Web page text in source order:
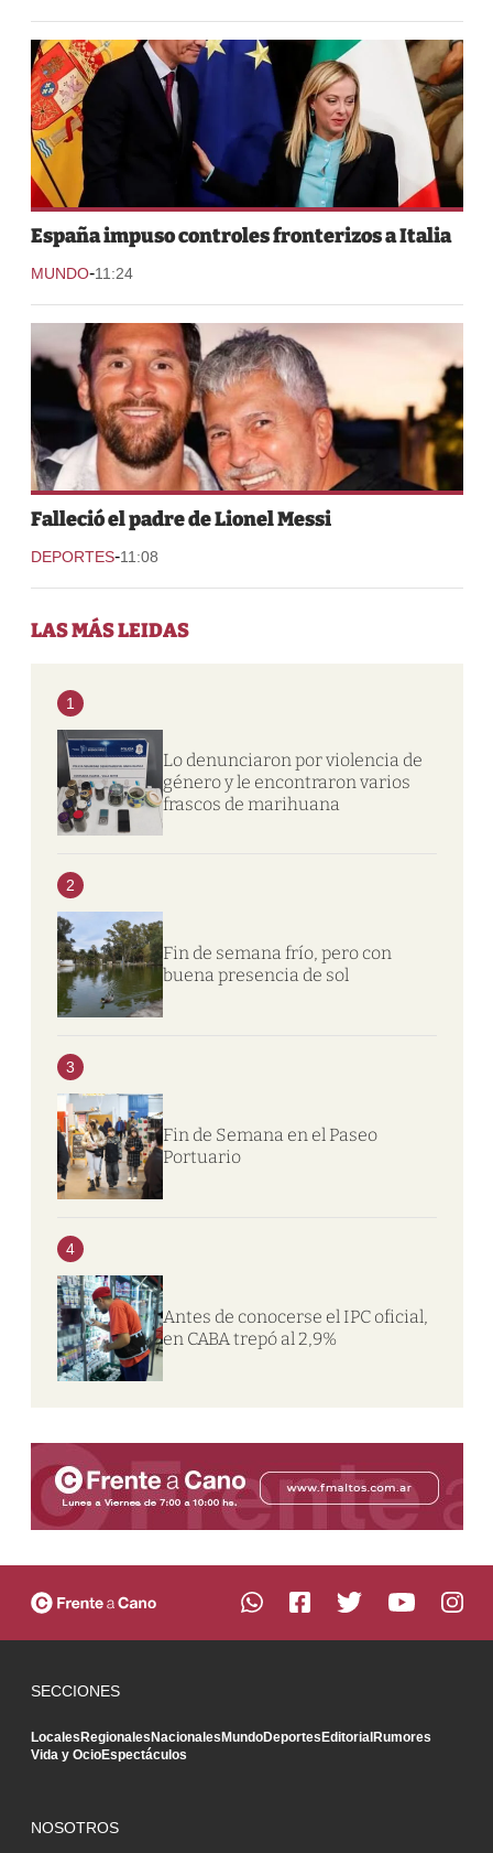
España impuso controles fronterizos a Italia
MUNDO-11:24
Falleció el padre de Lionel Messi
DEPORTES-11:08
LAS MÁS LEIDAS
1
Lo denunciaron por violencia de
género y le encontraron varios
frascos de marihuana
2
Fin de semana frío, pero con
buena presencia de sol
3
Fin de Semana en el Paseo
Portuario
4
Antes de conocerse el IPC oficial,
en CABA trepó al 2,9%
SECCIONES
LocalesRegionalesNacionalesMundoDeportesEditorialRumores
Vida y OcioEspectáculos
NOSOTROS